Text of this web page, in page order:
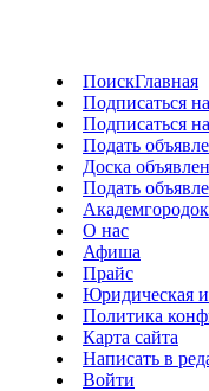
ПоискГлавная
Подписаться
Подписаться
Подать
Доска
Подать
Академгородок
О нас
Афиша
Прайс
Юридическая
Политика
Карта сайта
Написать в
Войти